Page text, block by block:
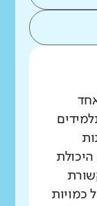
של המאה ה-21 אחד
היכולת
כמויות